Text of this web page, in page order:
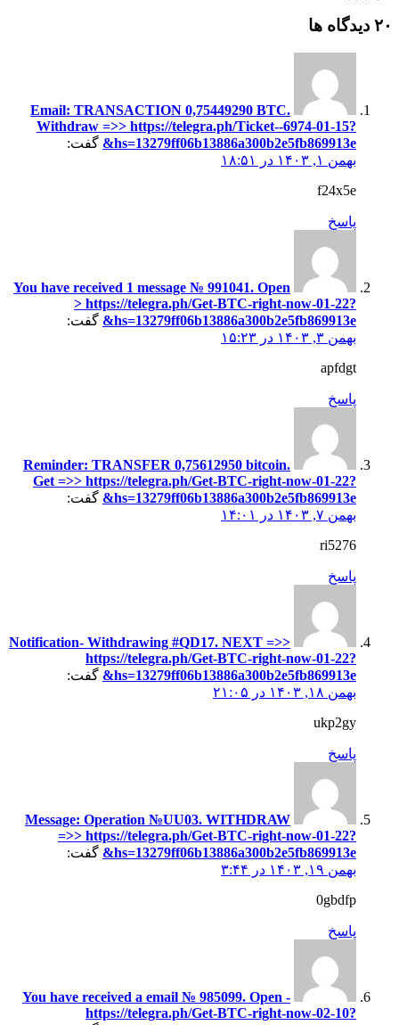
‫۲۰ دیدگاه ها
Email: TRANSACTION 0,75449290 BTC.
Withdraw =>> https://telegra.ph/Ticket--6974-01-15?
hs=13279ff06b13886a300b2e5fb869913e&
گفت:
بهمن ۱, ۱۴۰۳ در ۱۸:۵۱
f24x5e
پاسخ
You have received 1 message № 991041. Open
> https://telegra.ph/Get-BTC-right-now-01-22?
hs=13279ff06b13886a300b2e5fb869913e&
گفت:
بهمن ۳, ۱۴۰۳ در ۱۵:۲۳
apfdgt
پاسخ
Reminder: TRANSFER 0,75612950 bitcoin.
Get =>> https://telegra.ph/Get-BTC-right-now-01-22?
hs=13279ff06b13886a300b2e5fb869913e&
گفت:
بهمن ۷, ۱۴۰۳ در ۱۴:۰۱
ri5276
پاسخ
Notification- Withdrawing #QD17. NEXT =>>
https://telegra.ph/Get-BTC-right-now-01-22?
hs=13279ff06b13886a300b2e5fb869913e&
گفت:
بهمن ۱۸, ۱۴۰۳ در ۲۱:۰۵
ukp2gy
پاسخ
Message: Operation №UU03. WITHDRAW
=>> https://telegra.ph/Get-BTC-right-now-01-22?
hs=13279ff06b13886a300b2e5fb869913e&
گفت:
بهمن ۱۹, ۱۴۰۳ در ۳:۴۴
0gbdfp
پاسخ
You have received a email № 985099. Open -
https://telegra.ph/Get-BTC-right-now-02-10?